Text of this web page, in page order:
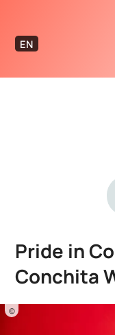
EN
Pride in
Conchita
©